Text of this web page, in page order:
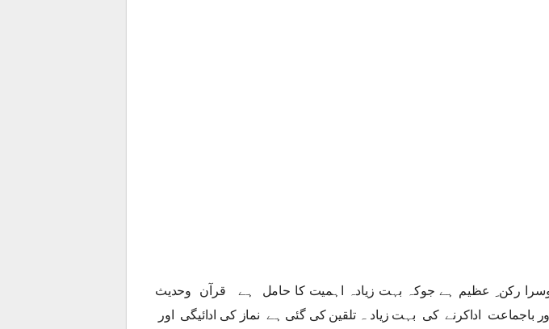
رکن ِ عظیم ہے جوکہ بہت زیادہ اہمیت کا حامل ہے قرآن وحدیث
باجماعت اداکرنے کی بہت زیاد ہ تلقین کی گئی ہے نماز کی ادائیگی اور